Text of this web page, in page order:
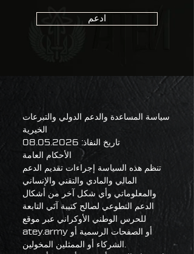
ادعم
سياسة المساعدة والدعم الدولي والتبرعات
الخيرية
تاريخ النفاذ: 08.05.2026
الأحكام العامة
تنظم هذه السياسة إجراءات تقديم الدعم
المالي والمادي والتقني والإنساني
والمعلوماتي وأي شكل آخر من أشكال
الدعم التطوعي لصالح كتيبة آتَي التابعة
للحرس الوطني الأوكراني عبر موقع
atey.army أو الصفحات الرسمية أو
الشركاء أو الممثلين المخولين.